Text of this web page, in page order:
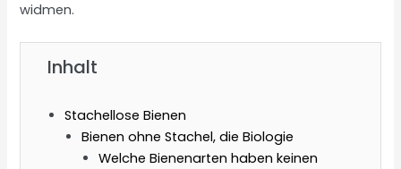
widmen.
Inhalt
Stachellose Bienen
Bienen ohne Stachel, die Biologie
Welche Bienenarten haben keinen